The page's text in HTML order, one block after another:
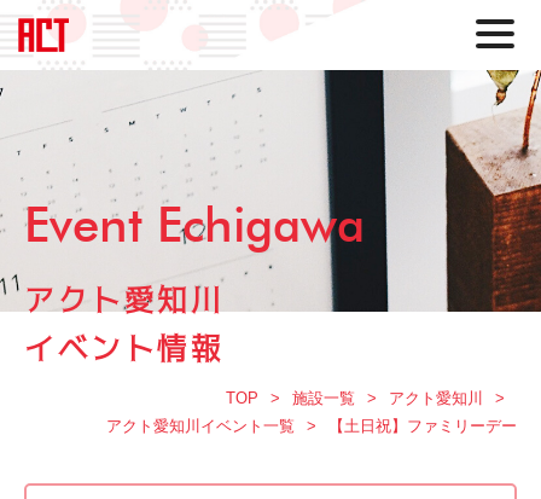
Event Echigawa
アクト愛知川
イベント情報
TOP 施設一覧
アクト愛知川
アクト愛知川イベント一覧
【土日祝】ファミリーデー